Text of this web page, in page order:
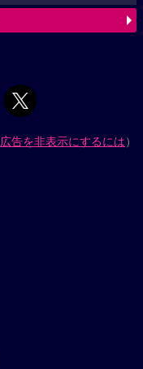
広告を非表示にするには）